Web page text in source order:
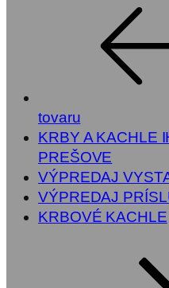
tovaru
KRBY A KACHLE
PREŠOVE
VÝPREDAJ
VÝPREDAJ
KRBOVÉ KACHLE